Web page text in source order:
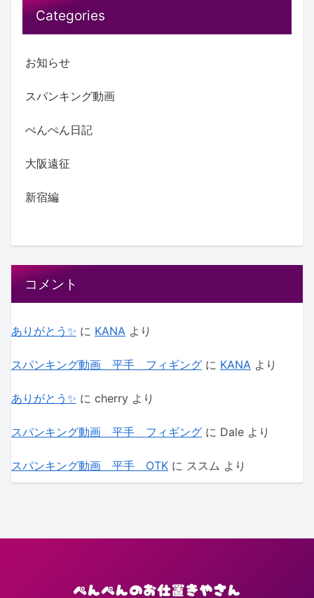
Categories
お知らせ
スパンキング動画
ぺんぺん日記
大阪遠征
新宿編
コメント
ありがとう✨ に KANA より
スパンキング動画 平手 フィギング に KANA より
ありがとう✨ に cherry より
スパンキング動画 平手 フィギング に Dale より
スパンキング動画 平手 OTK に ススム より